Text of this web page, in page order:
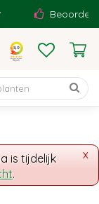
x
is tijdelijk
.